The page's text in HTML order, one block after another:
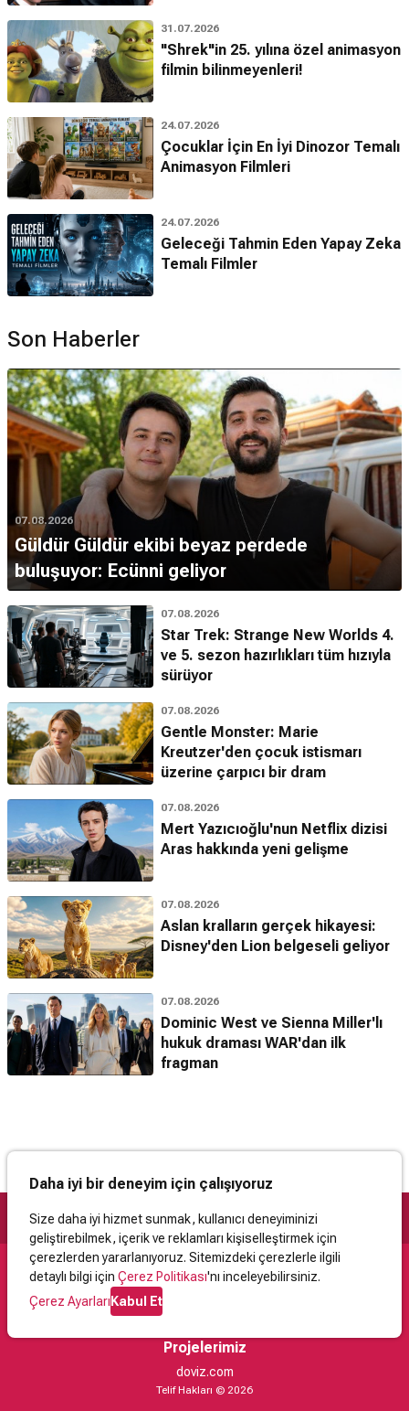
31.07.2026
"Shrek"in 25. yılına özel animasyon
filmin bilinmeyenleri!
24.07.2026
Çocuklar İçin En İyi Dinozor Temalı
Animasyon Filmleri
24.07.2026
Geleceği Tahmin Eden Yapay Zeka
Temalı Filmler
Son Haberler
07.08.2026
Güldür Güldür ekibi beyaz perdede
buluşuyor: Ecünni geliyor
07.08.2026
Star Trek: Strange New Worlds 4.
ve 5. sezon hazırlıkları tüm hızıyla
sürüyor
07.08.2026
Gentle Monster: Marie
Kreutzer'den çocuk istismarı
üzerine çarpıcı bir dram
07.08.2026
Mert Yazıcıoğlu'nun Netflix dizisi
Aras hakkında yeni gelişme
07.08.2026
Aslan kralların gerçek hikayesi:
Disney'den Lion belgeseli geliyor
07.08.2026
Dominic West ve Sienna Miller'lı
hukuk draması WAR'dan ilk
fragman
Daha iyi bir deneyim için çalışıyoruz
Size daha iyi hizmet sunmak, kullanıcı deneyiminizi
geliştirebilmek, içerik ve reklamları kişiselleştirmek için
çerezlerden yararlanıyoruz. Sitemizdeki çerezlerle ilgili
detaylı bilgi için Çerez Politikası'nı inceleyebilirsiniz.
Çerez AyarlarıKabul Et
Destek
İletişimYardımKullanıcı Sözleşmesi
Projelerimiz
doviz.com
Telif Hakları © 2026